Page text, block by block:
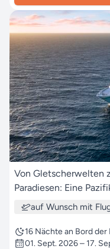
Von Gletscherwelten
Paradiesen: Eine
auf Wunsch mit
16 Nächte an Bord
01. Sept. 2026 – 17.